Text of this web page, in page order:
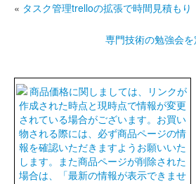
« タスク管理trelloの拡張で時間見積もり
専門技術の勉強会